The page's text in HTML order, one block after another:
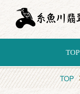
TOP
TOP